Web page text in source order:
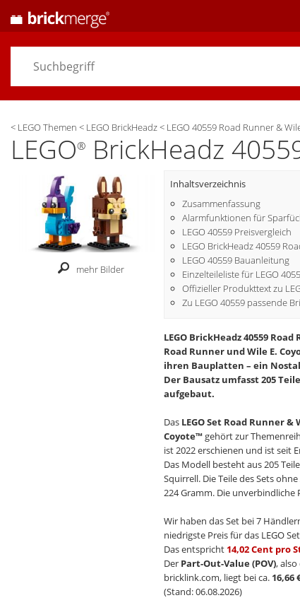
< LEGO Themen < LEGO BrickHeadz< LEGO 40559 Road Runner &
LEGO® BrickHeadz
mehr Bilder
Inhaltsverzeichnis
Zusammenfassung
Alarmfunktionen für
LEGO 40559 Preisvergleich
LEGO BrickHeadz 40559
LEGO 40559 Bauanleitung
Einzelteileliste für LEGO
Offizieller Produkttext zu
Zu LEGO 40559 passende
LEGO BrickHeadz 40559
Road Runner und Wile E.
ihren Bauplatten – ein
Der Bausatz umfasst 205
aufgebaut.
Das LEGO Set Road Runner &
Coyote™gehört zur
ist 2022 erschienen und ist seit
Das Modell besteht aus 205
Squirrell. Die Teile des Sets
224 Gramm. Die unverbindliche
Wir haben das Set bei 7
niedrigste Preis für das LEGO
Das entspricht 14,02 Cent pro
Der Part-Out-Value (POV),
bricklink.com, liegt bei ca. 16,66
(Stand: 06.08.2026)